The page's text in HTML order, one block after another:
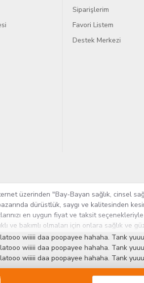
Siparişlerim
Favori Listem
Destek Merkezi
üzerinden "Bay-Bayan sağlık, cinsel
dürüstlük, saygı ve kalitesinden
en uygun fiyat ve taksit
ve bakımlı olmaları için onlara sağlık ve
yaklaşık 5000'e yakın geniş ürün
zaman ön planda tutan yaklaşımcı ve
wiiiii daa poopayee hahaha. Tank
wiiiii daa poopayee hahaha. Tank
wiiiii daa poopayee hahaha. Tank